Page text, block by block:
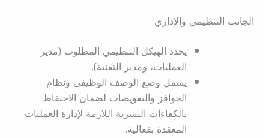
الجانب التنظيمي والإداري
يحدد الهيكل التنظيمي المطلوب (مدير
العمليات، ومدير التقنية).
يشمل وضع الوصف الوظيفي ونظام
الحوافز والتعويضات لضمان الاحتفاظ
بالكفاءات البشرية اللازمة لإدارة العمليات
المعقدة بفعالية.